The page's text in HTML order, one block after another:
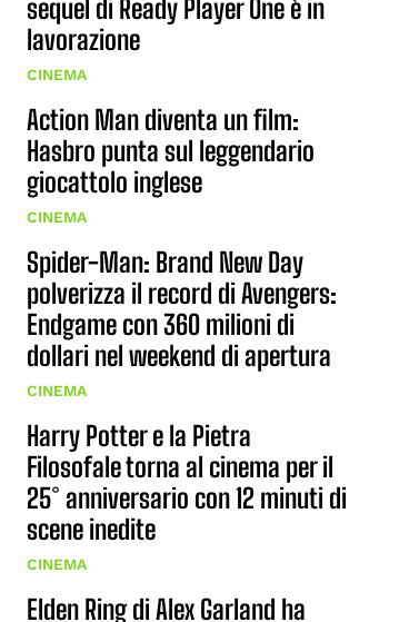
sequel di Ready Player One è in
lavorazione
CINEMA
Action Man diventa un film:
Hasbro punta sul leggendario
giocattolo inglese
CINEMA
Spider-Man: Brand New Day
polverizza il record di Avengers:
Endgame con 360 milioni di
dollari nel weekend di apertura
CINEMA
Harry Potter e la Pietra
Filosofale torna al cinema per il
25° anniversario con 12 minuti di
scene inedite
CINEMA
Elden Ring di Alex Garland ha